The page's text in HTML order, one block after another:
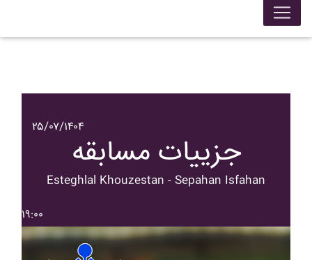
۲۵/۰۷/۱۴۰۴
جزییات مسابقه
Esteghlal Khouzestan - Sepahan Isfahan
۱۹:۰۰